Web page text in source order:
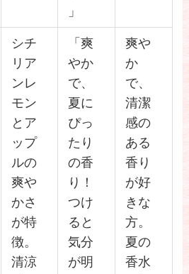
」
シチ
リア
ンレ
モン
とア
ップ
ルの
爽や
かさ
が特
徴。
清涼
「爽
やか
で、
夏に
ぴっ
たり
の香
り！
つけ
ると
気分
が明
爽や
か
で、
清潔
感の
ある
香り
が好
きな
方。
夏の
香水